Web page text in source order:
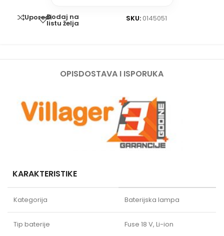
UporediDodaj na
listu želja
SKU: 0145051
OPISDOSTAVA I ISPORUKA
KARAKTERISTIKE
Kategorija Baterijska lampa
Tip baterije Fuse 18 V, Li-ion